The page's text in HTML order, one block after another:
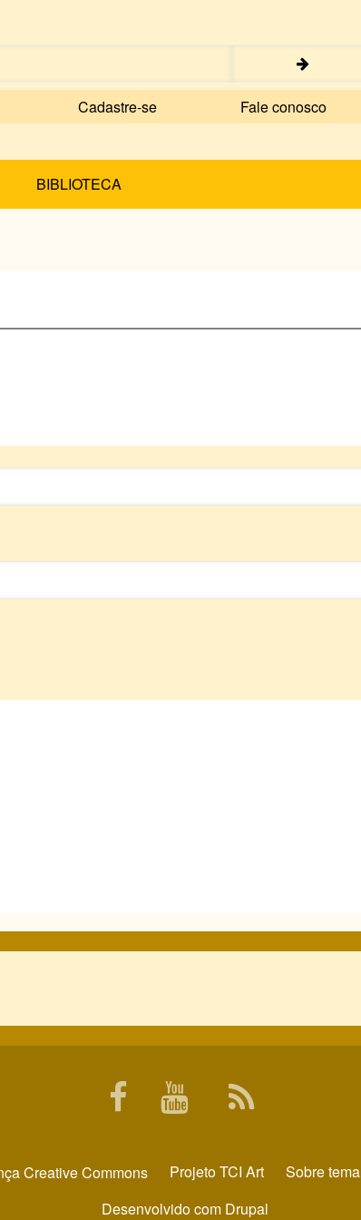
Cadastre-se Fale conosco
BIBLIOTECA
ProjetoTCI ArtSobre tema
Desenvolvido com Drupal